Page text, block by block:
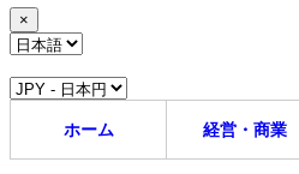
×
ホーム 経営・商業